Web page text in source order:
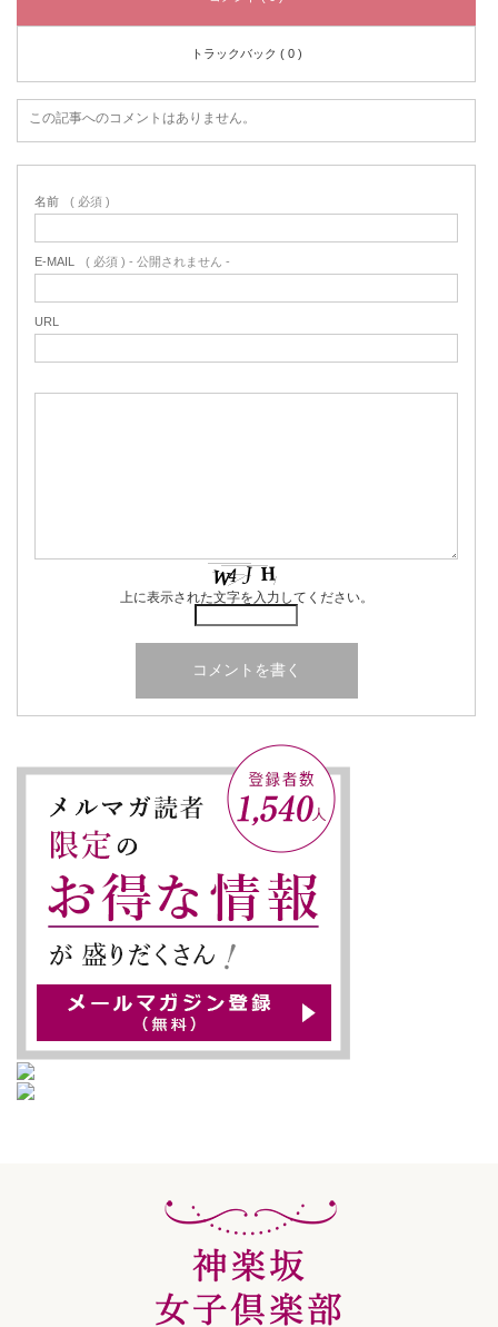
トラックバック ( 0 )
この記事へのコメントはありません。
名前 ( 必須 )
E-MAIL ( 必須 ) - 公開されません -
URL
上に表示された文字を入力してください。